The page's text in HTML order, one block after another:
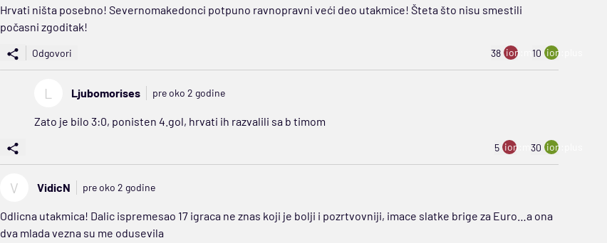
Hrvati ništa posebno! Severnomakedonci potpuno ravnopravni veći deo utakmice! Šteta što nisu smestili
počasni zgoditak!
Odgovori 38 ion:minus
10 ion:plus
L Ljubomorises pre oko 2 godine
Zato je bilo 3:0, ponisten 4.gol, hrvati ih razvalili sa b timom
5 ion:minus
30 ion:plus
V VidicN pre oko 2 godine
Odlicna utakmica! Dalic ispremesao 17 igraca ne znas koji je bolji i pozrtvovniji, imace slatke brige za Euro…a ona
dva mlada vezna su me odusevila